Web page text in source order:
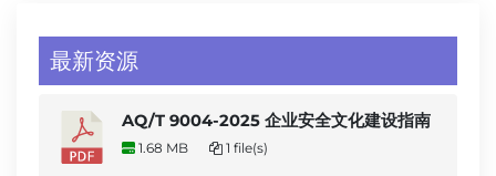
最新资源
AQ/T 9004-2025 企业安全文化建设指南
1.68 MB 1 file(s)